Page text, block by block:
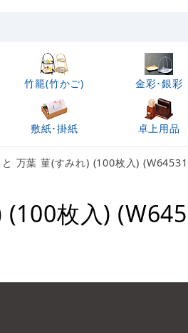
竹籠(竹かご) 金彩･銀彩
敷紙･掛紙 卓上用品
万葉 菫(すみれ) (100枚入)
枚入)